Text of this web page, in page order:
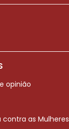
opinião
contra as Mulheres